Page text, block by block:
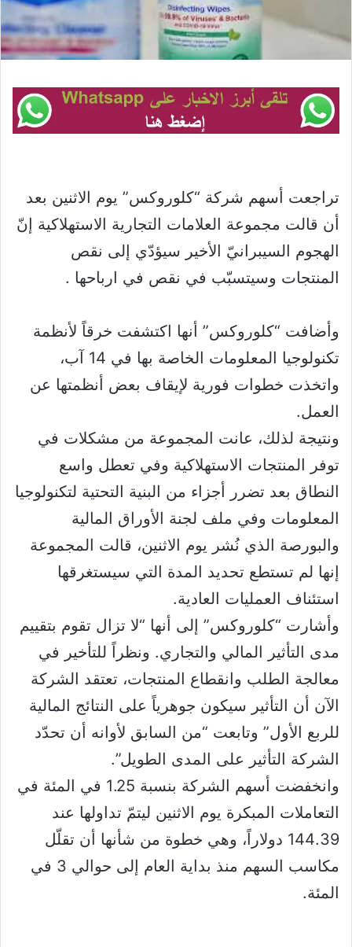
تراجعت أسهم شركة “كلوروكس” يوم الاثنين بعد
أن قالت مجموعة العلامات التجارية الاستهلاكية إنّ
الهجوم السيبرانيّ الأخير سيؤدّي إلى نقص
المنتجات وسيتسبّب في نقص في ارباحها .
وأضافت “كلوروكس” أنها اكتشفت خرقاً لأنظمة
تكنولوجيا المعلومات الخاصة بها في 14 آب،
واتخذت خطوات فورية لإيقاف بعض أنظمتها عن
العمل.
ونتيجة لذلك، عانت المجموعة من مشكلات في
توفر المنتجات الاستهلاكية وفي تعطل واسع
النطاق بعد تضرر أجزاء من البنية التحتية لتكنولوجيا
المعلومات وفي ملف لجنة الأوراق المالية
والبورصة الذي نُشر يوم الاثنين، قالت المجموعة
إنها لم تستطع تحديد المدة التي سيستغرقها
استئناف العمليات العادية.
وأشارت “كلوروكس” إلى أنها “لا تزال تقوم بتقييم
مدى التأثير المالي والتجاري. ونظراً للتأخير في
معالجة الطلب وانقطاع المنتجات، تعتقد الشركة
الآن أن التأثير سيكون جوهرياً على النتائج المالية
للربع الأول” وتابعت “من السابق لأوانه أن تحدّد
الشركة التأثير على المدى الطويل”.
وانخفضت أسهم الشركة بنسبة 1.25 في المئة في
التعاملات المبكرة يوم الاثنين ليتمّ تداولها عند
144.39 دولاراً، وهي خطوة من شأنها أن تقلّل
مكاسب السهم منذ بداية العام إلى حوالي 3 في
المئة.